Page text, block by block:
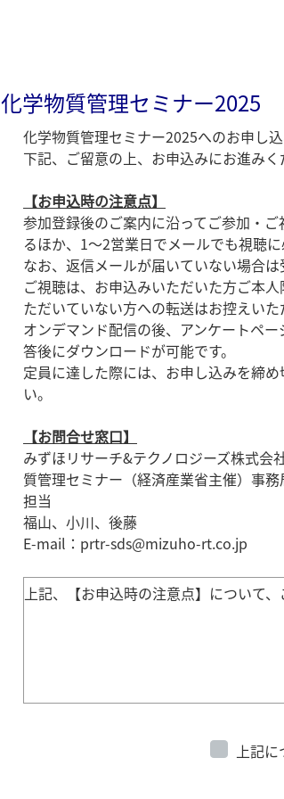
化学物質管理セミナー
化学物質管理セミナー2025へのお申し
下記、ご留意の上、お申込みにお進みく
【お申込時の注意点】
参加登録後のご案内に沿ってご参加・
るほか、1～2営業日でメールでも視聴
なお、返信メールが届いていない場合
ご視聴は、お申込みいただいた方ご本
ただいていない方への転送はお控えい
オンデマンド配信の後、アンケートペ
答後にダウンロードが可能です。
定員に達した際には、お申し込みを締
い。
【お問合せ窓口】
みずほリサーチ&テクノロジーズ株式
質管理セミナー（経済産業省主催）事務
担当
福山、小川、後藤
E-mail：prtr-sds@mizuho-rt.co.jp
上記、【お申込時の注意点】について
上記に